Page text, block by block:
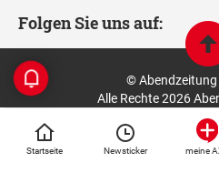
Startseite Newsticker meine
Folgen Sie uns auf:
© Abendzeitung
Alle Rechte 2026